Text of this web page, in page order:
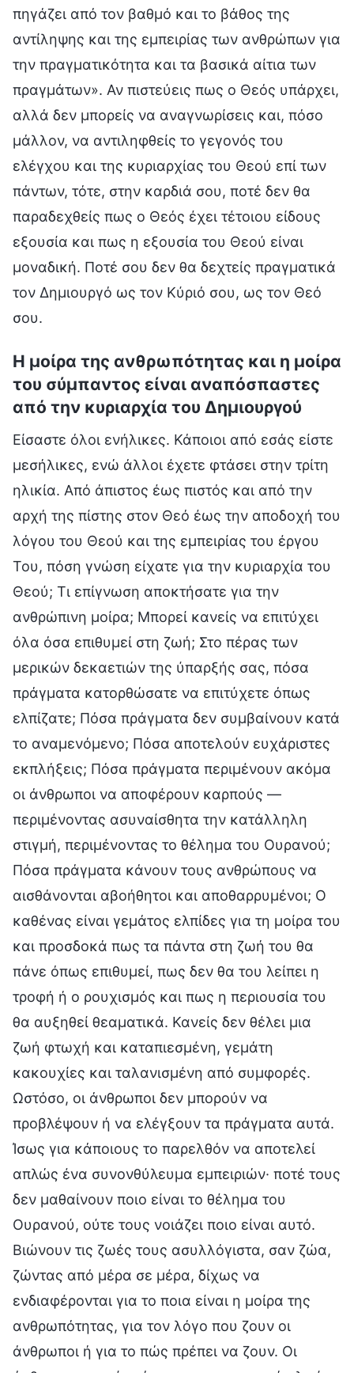
πηγάζει από τον βαθμό και το βάθος της
αντίληψης και της εμπειρίας των ανθρώπων για
την πραγματικότητα και τα βασικά αίτια των
πραγμάτων». Αν πιστεύεις πως ο Θεός υπάρχει,
αλλά δεν μπορείς να αναγνωρίσεις και, πόσο
μάλλον, να αντιληφθείς το γεγονός του
ελέγχου και της κυριαρχίας του Θεού επί των
πάντων, τότε, στην καρδιά σου, ποτέ δεν θα
παραδεχθείς πως ο Θεός έχει τέτοιου είδους
εξουσία και πως η εξουσία του Θεού είναι
μοναδική. Ποτέ σου δεν θα δεχτείς πραγματικά
τον Δημιουργό ως τον Κύριό σου, ως τον Θεό
σου.
Η μοίρα της ανθρωπότητας και η μοίρα
του σύμπαντος είναι αναπόσπαστες
από την κυριαρχία του Δημιουργού
Είσαστε όλοι ενήλικες. Κάποιοι από εσάς είστε
μεσήλικες, ενώ άλλοι έχετε φτάσει στην τρίτη
ηλικία. Από άπιστος έως πιστός και από την
αρχή της πίστης στον Θεό έως την αποδοχή του
λόγου του Θεού και της εμπειρίας του έργου
Του, πόση γνώση είχατε για την κυριαρχία του
Θεού; Τι επίγνωση αποκτήσατε για την
ανθρώπινη μοίρα; Μπορεί κανείς να επιτύχει
όλα όσα επιθυμεί στη ζωή; Στο πέρας των
μερικών δεκαετιών της ύπαρξής σας, πόσα
πράγματα κατορθώσατε να επιτύχετε όπως
ελπίζατε; Πόσα πράγματα δεν συμβαίνουν κατά
το αναμενόμενο; Πόσα αποτελούν ευχάριστες
εκπλήξεις; Πόσα πράγματα περιμένουν ακόμα
οι άνθρωποι να αποφέρουν καρπούς —
περιμένοντας ασυναίσθητα την κατάλληλη
στιγμή, περιμένοντας το θέλημα του Ουρανού;
Πόσα πράγματα κάνουν τους ανθρώπους να
αισθάνονται αβοήθητοι και αποθαρρυμένοι; Ο
καθένας είναι γεμάτος ελπίδες για τη μοίρα του
και προσδοκά πως τα πάντα στη ζωή του θα
πάνε όπως επιθυμεί, πως δεν θα του λείπει η
τροφή ή ο ρουχισμός και πως η περιουσία του
θα αυξηθεί θεαματικά. Κανείς δεν θέλει μια
ζωή φτωχή και καταπιεσμένη, γεμάτη
κακουχίες και ταλανισμένη από συμφορές.
Ωστόσο, οι άνθρωποι δεν μπορούν να
προβλέψουν ή να ελέγξουν τα πράγματα αυτά.
Ίσως για κάποιους το παρελθόν να αποτελεί
απλώς ένα συνονθύλευμα εμπειριών· ποτέ τους
δεν μαθαίνουν ποιο είναι το θέλημα του
Ουρανού, ούτε τους νοιάζει ποιο είναι αυτό.
Βιώνουν τις ζωές τους ασυλλόγιστα, σαν ζώα,
ζώντας από μέρα σε μέρα, δίχως να
ενδιαφέρονται για το ποια είναι η μοίρα της
ανθρωπότητας, για τον λόγο που ζουν οι
άνθρωποι ή για το πώς πρέπει να ζουν. Οι